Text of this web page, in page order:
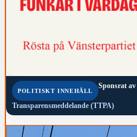
POLITISKT INNEHÅLL
Sponsrat av
Transparensmeddelande (TTPA)